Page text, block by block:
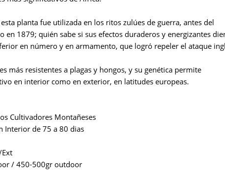
Female Seeds
G13 Labs
Genehtik Seeds
House of the Great Gardener
Mandala
Medical Seeds Co.
Ministry of Cannabis
planta fue utilizada en los ritos zulúes de guerra, antes del
en 1879; quién sabe si sus efectos duraderos y energizantes
en número y en armamento, que logró repeler el ataque
más resistentes a plagas y hongos, y su genética permite
en interior como en exterior, en latitudes europeas.
Cultivadores Montañeses
Interior de 75 a 80 dias
/ 450-500gr outdoor